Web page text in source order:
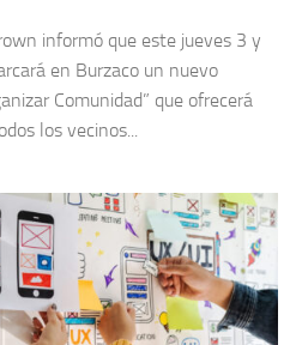
informó que este jueves 3 y
en Burzaco un nuevo
Comunidad” que ofrecerá
los vecinos...